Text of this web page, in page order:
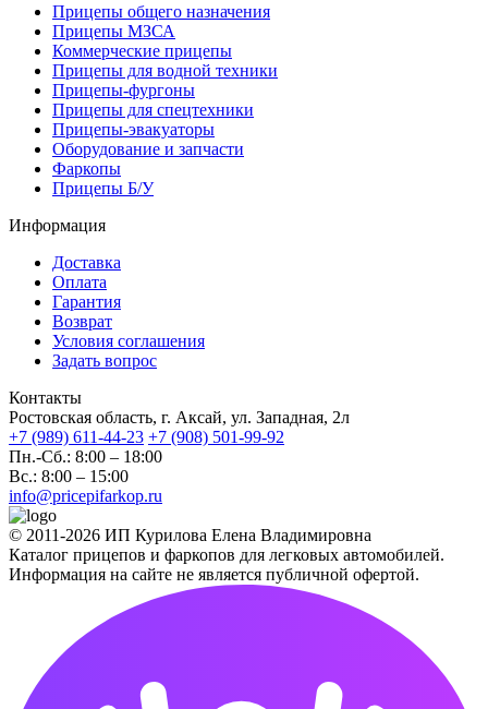
Прицепы общего назначения
Прицепы МЗСА
Коммерческие прицепы
Прицепы для водной техники
Прицепы-фургоны
Прицепы для спецтехники
Прицепы-эвакуаторы
Оборудование и запчасти
Фаркопы
Прицепы Б/У
Информация
Доставка
Оплата
Гарантия
Возврат
Условия соглашения
Задать вопрос
Контакты
Ростовская область, г. Аксай, ул. Западная, 2л
+7 (989) 611-44-23 +7 (908) 501-99-92
Пн.-Сб.: 8:00 – 18:00
Вс.: 8:00 – 15:00
info@pricepifarkop.ru
© 2011-2026 ИП Курилова Елена Владимировна
Каталог прицепов и фаркопов для легковых автомобилей.
Информация на сайте не является публичной офертой.